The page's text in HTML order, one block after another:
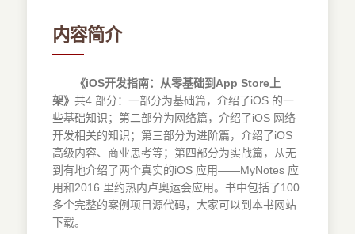
内容简介
《iOS开发指南：从零基础到App Store上
架》共4 部分：一部分为基础篇，介绍了iOS 的一
些基础知识；第二部分为网络篇，介绍了iOS 网络
开发相关的知识；第三部分为进阶篇，介绍了iOS
高级内容、商业思考等；第四部分为实战篇，从无
到有地介绍了两个真实的iOS 应用——MyNotes 应
用和2016 里约热内卢奥运会应用。书中包括了100
多个完整的案例项目源代码，大家可以到本书网站
下载。